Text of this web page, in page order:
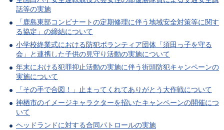
話等の実施
「鹿島東部コンビナートの定期修理に伴う地域安全対策等に関す
る協定」の締結について
小学校終業式における防犯ボランティア団体「須田っ子を守る
会」と連携した子供の見守り活動の実施について
年末における犯罪抑止活動の実施に伴う街頭防犯キャンペーンの
実施について
「その手で合図！」止まってくれてありがとう大作戦について
神栖市のイメージキャラクターを招いたキャンペーンの開催につ
いて
ヘッドランドに対する合同パトロールの実施